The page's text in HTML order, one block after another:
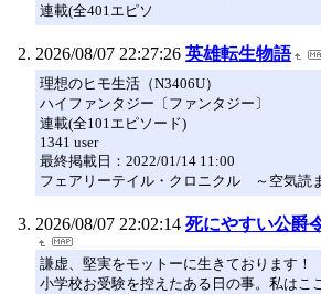
連載(全401エピソ
2026/08/07 22:27:26 英雄転生物語
理想のヒモ生活（N3406U）
ハイファンタジー〔ファンタジー〕
連載(全101エピソード)
1341 user
最終掲載日：2022/01/14 11:00
フェアリーテイル・クロニクル ～空気読
2026/08/07 22:02:14 死にやすい公爵
謙虚、堅実をモットーに生きております！
小学校お受験を控えたある日の事。私はこ